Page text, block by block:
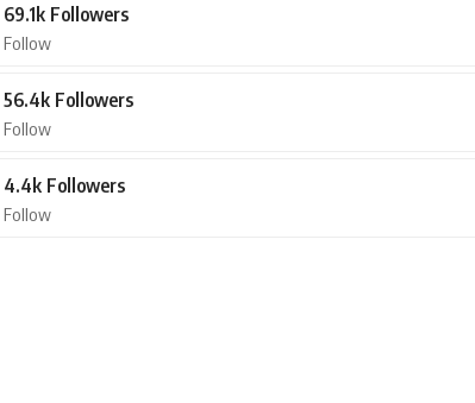
69.1k Followers
Follow
56.4k Followers
Follow
4.4k Followers
Follow